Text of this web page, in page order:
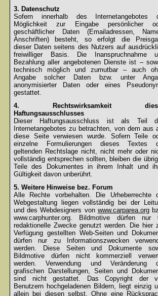
3. Datenschutz
Sofern innerhalb des Internetangebotes
Möglichkeit zur Eingabe persönlicher
geschäftlicher Daten (Emailadressen,
Anschriften) besteht, so erfolgt die
dieser Daten seitens des Nutzers auf
freiwilliger Basis. Die Inanspruchnahme
Bezahlung aller angebotenen Dienste ist –
technisch möglich und zumutbar – auch
Angabe solcher Daten bzw. unter
anonymisierter Daten oder eines
gestattet.
4. Rechtswirksamkeit
Haftungsausschlusses
Dieser Haftungsausschluss ist als Teil
Internetangebotes zu betrachten, von dem aus
diese Seite verwiesen wurde. Sofern Teile
einzelne Formulierungen dieses Textes
geltenden Rechtslage nicht, nicht mehr oder
vollständig entsprechen sollten, bleiben die
Teile des Dokumentes in ihrem Inhalt und
Gültigkeit davon unberührt.
5. Weitere Hinweise bez. Forum
Alle Rechte vorbehalten. Die Urheberrechte
Webgestaltung liegen vollständig bei der
und des Webdesigners von www.carparea.org
www.carphunter.org. Bildmotive dürfen nur
redaktionelle Zwecke genutzt werden. Die hier
Verfügung gestellten Web-Seiten und
dürfen nur zu Informationszwecken
werden. Diese Seiten und Dokumente
Bildmotive dürfen nicht kommerziell
werden. Verwendung und Veränderung
grafischen Darstellungen, Seiten und
sind nicht gestattet. Das Copyright der
Benutzern hochgeladenen Bildern, liegt einzig
allein bei diesen selbst. Ohne eine